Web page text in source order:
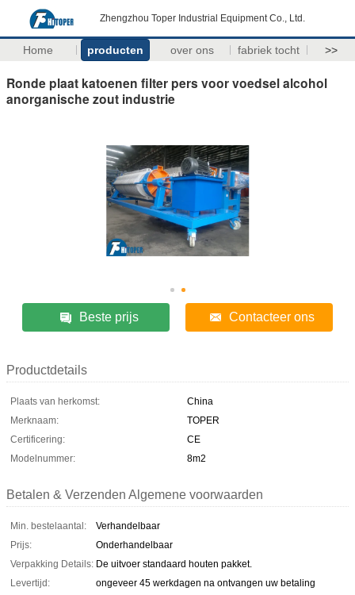
Zhengzhou Toper Industrial Equipment Co., Ltd.
Home producten over ons fabriek tocht >>
Ronde plaat katoenen filter pers voor voedsel alcohol
anorganische zout industrie
Beste prijs Contacteer ons
Productdetails
Plaats van herkomst:
China
Merknaam:
TOPER
Certificering:
CE
Modelnummer:
8m2
Betalen & Verzenden Algemene voorwaarden
Min. bestelaantal:
Verhandelbaar
Prijs:
Onderhandelbaar
Verpakking Details: De uitvoer standaard houten pakket.
Levertijd:
ongeveer 45 werkdagen na ontvangen uw betaling